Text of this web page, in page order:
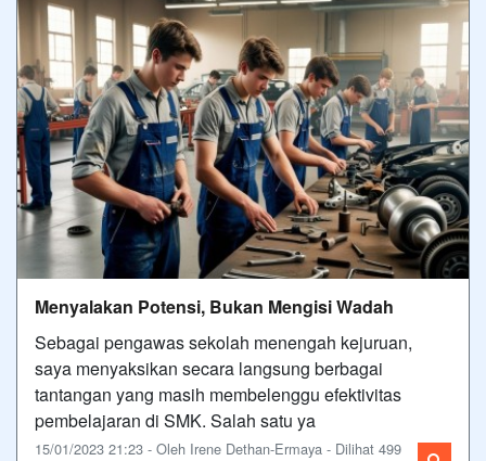
Menyalakan Potensi, Bukan Mengisi Wadah
Sebagai pengawas sekolah menengah kejuruan,
saya menyaksikan secara langsung berbagai
tantangan yang masih membelenggu efektivitas
pembelajaran di SMK. Salah satu ya
15/01/2023 21:23 - Oleh Irene Dethan-Ermaya - Dilihat 499